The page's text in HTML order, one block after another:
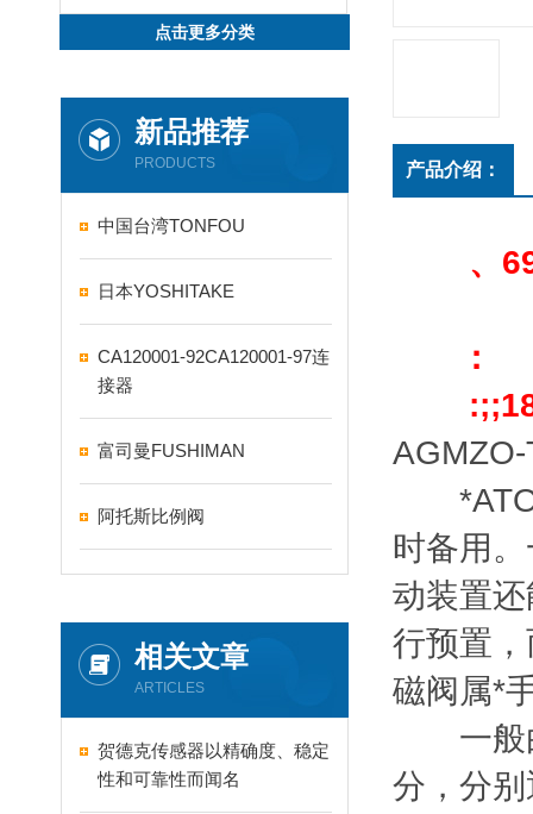
点击更多分类
新品推荐
PRODUCTS
中国台湾TONFOU
日本YOSHITAKE
CA120001-92CA120001-97连
接器
富司曼FUSHIMAN
阿托斯比例阀
相关文章
ARTICLES
贺德克传感器以精确度、稳定
性和可靠性而闻名
产品介绍：
、
：
*ATOS
时备用
动装置
行预置
磁阀属*
一般由
分，分